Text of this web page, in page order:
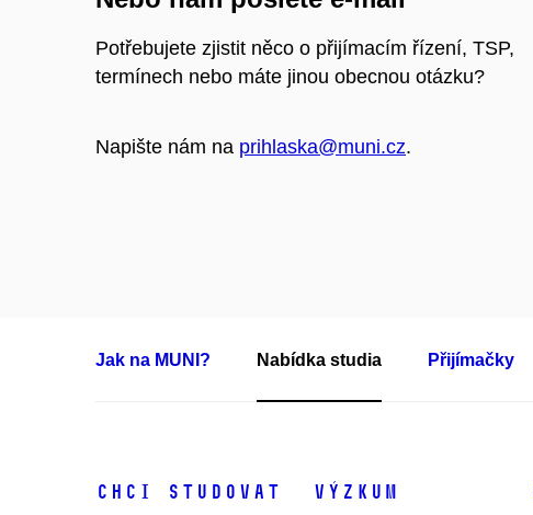
Potřebujete zjistit něco o přijímacím řízení, TSP,
termínech nebo máte jinou obecnou otázku?
Napište nám na prihlaska@muni.cz.
Jak na MUNI? Nabídka studia Přijímačky
Chci studovat Výzkum